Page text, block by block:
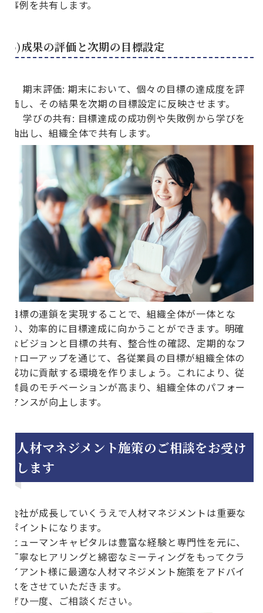
事例を共有します。
6)成果の評価と次期の目標設定
期末評価: 期末において、個々の目標の達成度を評
価し、その結果を次期の目標設定に反映させます。
学びの共有: 目標達成の成功例や失敗例から学びを
抽出し、組織全体で共有します。
目標の連鎖を実現することで、組織全体が一体とな
り、効率的に目標達成に向かうことができます。明確
なビジョンと目標の共有、整合性の確認、定期的なフ
ォローアップを通じて、各従業員の目標が組織全体の
成功に貢献する環境を作りましょう。これにより、従
業員のモチベーションが高まり、組織全体のパフォー
マンスが向上します。
人材マネジメント施策のご相談をお受け
します
会社が成長していくうえで人材マネジメントは重要な
ポイントになります。
ヒューマンキャピタルは豊富な経験と専門性を元に、
丁寧なヒアリングと綿密なミーティングをもってクラ
イアント様に最適な人材マネジメント施策をアドバイ
スをさせていただきます。
ぜひ一度、ご相談ください。